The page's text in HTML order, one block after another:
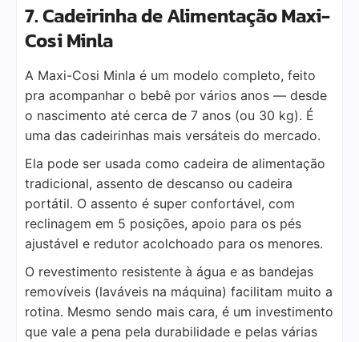
7. Cadeirinha de Alimentação Maxi-
Cosi Minla
A Maxi-Cosi Minla é um modelo completo, feito
pra acompanhar o bebê por vários anos — desde
o nascimento até cerca de 7 anos (ou 30 kg). É
uma das cadeirinhas mais versáteis do mercado.
Ela pode ser usada como cadeira de alimentação
tradicional, assento de descanso ou cadeira
portátil. O assento é super confortável, com
reclinagem em 5 posições, apoio para os pés
ajustável e redutor acolchoado para os menores.
O revestimento resistente à água e as bandejas
removíveis (laváveis na máquina) facilitam muito a
rotina. Mesmo sendo mais cara, é um investimento
que vale a pena pela durabilidade e pelas várias